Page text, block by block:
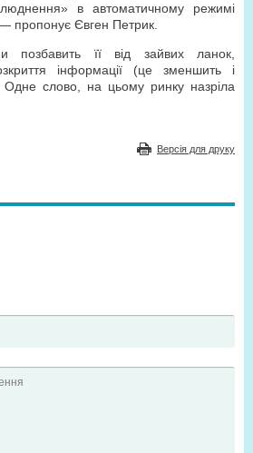
в автоматичному режимі
пропонує Євген Петрик.
позбавить її від зайвих ланок,
інформації (це зменшить і
Одне слово, на цьому ринку назріла
Версія для друку